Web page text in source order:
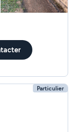
Particulier